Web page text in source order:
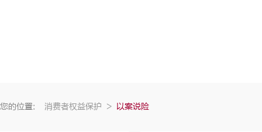
您的位置: 消费者权益保护 > 以案说险